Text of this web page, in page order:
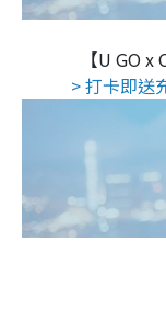
【U GO x
> 打卡即送